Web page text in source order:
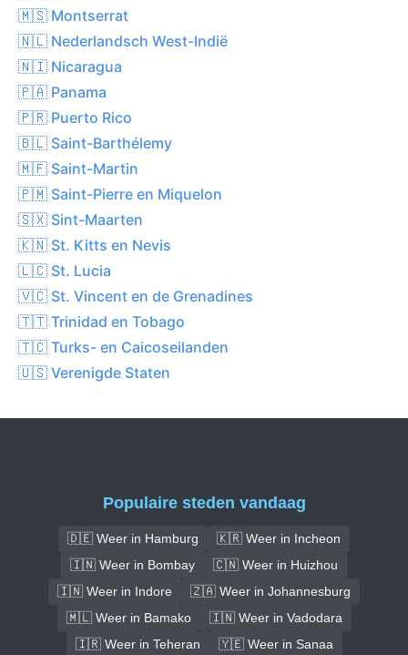
🇲🇸 Montserrat
🇳🇱 Nederlandsch West-Indië
🇳🇮 Nicaragua
🇵🇦 Panama
🇵🇷 Puerto Rico
🇧🇱 Saint-Barthélemy
🇲🇫 Saint-Martin
🇵🇲 Saint-Pierre en Miquelon
🇸🇽 Sint-Maarten
🇰🇳 St. Kitts en Nevis
🇱🇨 St. Lucia
🇻🇨 St. Vincent en de Grenadines
🇹🇹 Trinidad en Tobago
🇹🇨 Turks- en Caicoseilanden
🇺🇸 Verenigde Staten
Populaire steden vandaag
🇩🇪 Weer in Hamburg
🇰🇷 Weer in Incheon
🇮🇳 Weer in Bombay
🇨🇳 Weer in Huizhou
🇮🇳 Weer in Indore
🇿🇦 Weer in Johannesburg
🇲🇱 Weer in Bamako
🇮🇳 Weer in Vadodara
🇮🇷 Weer in Teheran
🇾🇪 Weer in Sanaa